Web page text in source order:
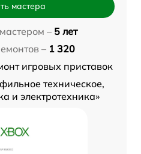
мастера
– 5 лет
– 1 320
игровых приставок
техническое,
и электротехника»